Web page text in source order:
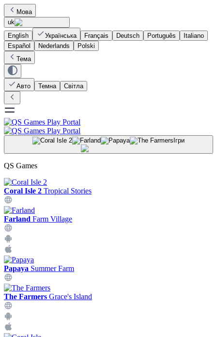
Мова
uk
English
Українська Français Deutsch Português
Italiano
Español
Nederlands
Polski
Тема
Авто Темна Світла
Ігри
QS Games
Coral Isle 2 Tropical Stories
Farland Farm Village
Papaya Summer Farm
The Farmers Grace's Island